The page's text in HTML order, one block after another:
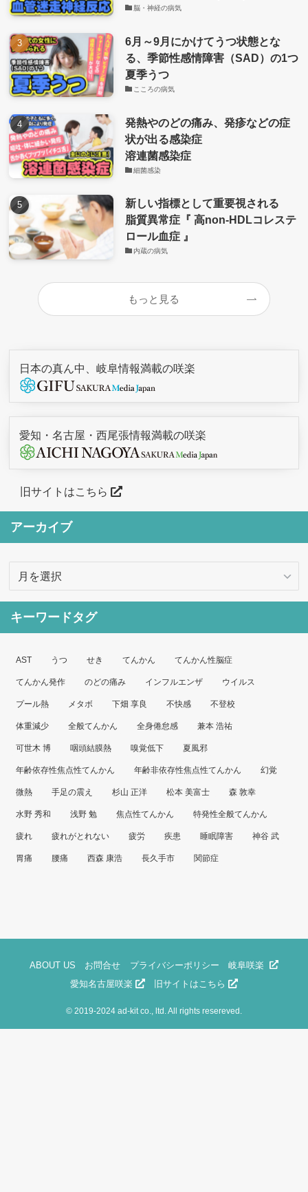
脳・神経の病気
6月～9月にかけてうつ状態とな
る、季節性感情障害（SAD）の1つ
夏季うつ
こころの病気
発熱やのどの痛み、発疹などの症
状が出る感染症
溶連菌感染症
細菌感染
新しい指標として重要視される
脂質異常症『 高non-HDLコレステ
ロール血症 』
内蔵の病気
もっと見る
日本の真ん中、岐阜情報満載の咲楽
愛知・名古屋・西尾張情報満載の咲楽
旧サイトはこちら
アーカイブ
カ
イ
キーワードタグ
AST うつ せき てんかん てんかん性脳症
てんかん発作 のどの痛み インフルエンザ ウイルス
プール熱 メタボ 下畑 享良 不快感 不登校
体重減少 全般てんかん 全身倦怠感 兼本 浩祐
可世木 博 咽頭結膜熱 嗅覚低下 夏風邪
年齢依存性焦点性てんかん 年齢非依存性焦点性てんかん 幻覚
微熱 手足の震え 杉山 正洋 松本 美富士 森 敦幸
水野 秀和 浅野 勉 焦点性てんかん 特発性全般てんかん
疲れ 疲れがとれない 疲労 疾患 睡眠障害 神谷 武
胃痛 腰痛 西森 康浩 長久手市 関節症
ABOUT US お問合せ プライバシーポリシー
岐阜咲楽
愛知名古屋咲楽
旧サイトはこちら
© 2019-2024 ad-kit co., ltd. All rights resereved.